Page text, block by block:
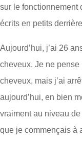
sur le fonctionnement
écrits en petits
Aujourd’hui, j’ai 26
cheveux. Je ne
cheveux, mais j’ai
aujourd’hui, en bien
vraiment au niveau
que je commençais à